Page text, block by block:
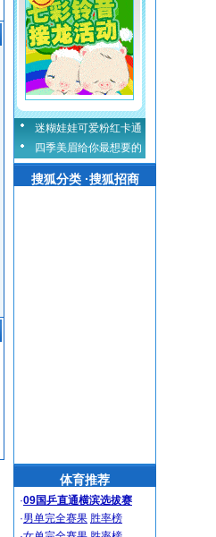
迷糊娃娃可爱粉红卡通
四季美眉给你最想要的
搜狐分类 ·搜狐招商
体育推荐
·09国乒直通横滨选拔赛
·男单完全赛果 胜率榜